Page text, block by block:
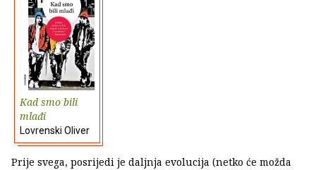
Kad smo bili
mlađi
Lovrenski Oliver
Prije svega, posrijedi je daljnja evolucija (netko će možda